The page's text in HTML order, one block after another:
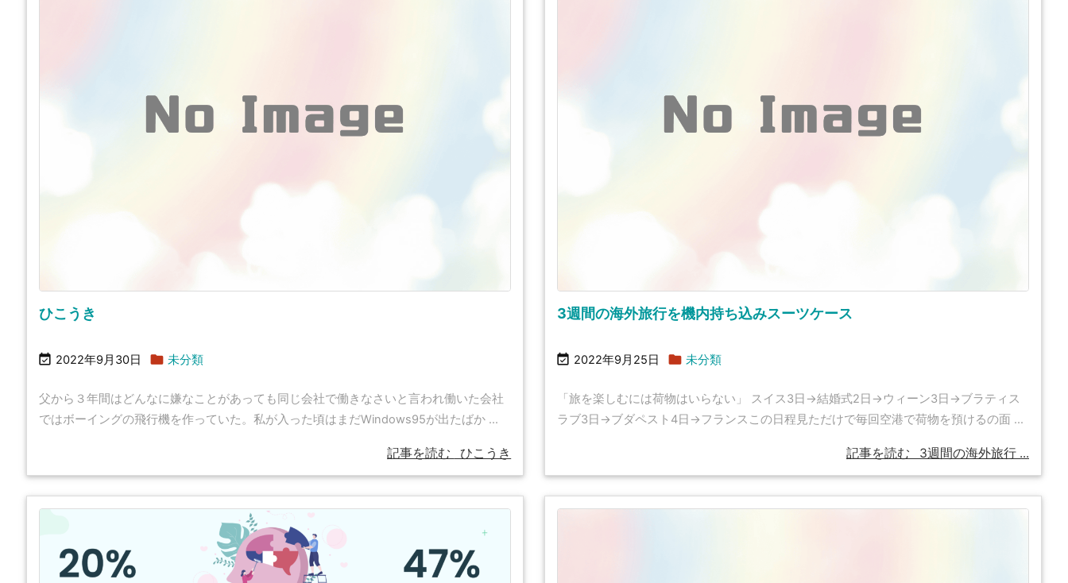
ひこうき
 2022年9月30日  未分類
父から３年間はどんなに嫌なことがあっても同じ会社で働きなさいと言われ働いた会社
ではボーイングの飛行機を作っていた。私が入った頃はまだWindows95が出たばか ...
記事を読む ひこうき
3週間の海外旅行を機内持ち込みスーツケース
 2022年9月25日  未分類
「旅を楽しむには荷物はいらない」 スイス3日→結婚式2日→ウィーン3日→ブラティス
ラブ3日→ブダペスト4日→フランスこの日程見ただけで毎回空港で荷物を預けるの面 ...
記事を読む 3週間の海外旅行 ...